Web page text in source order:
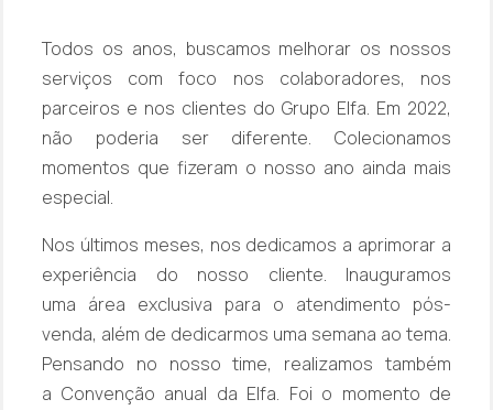
Todos os anos, buscamos melhorar os nossos
serviços com foco nos colaboradores, nos
parceiros e nos clientes do Grupo Elfa. Em 2022,
não poderia ser diferente. Colecionamos
momentos que fizeram o nosso ano ainda mais
especial.
Nos últimos meses, nos dedicamos a aprimorar a
experiência do nosso cliente. Inauguramos
uma área exclusiva para o atendimento pós-
venda, além de dedicarmos uma semana ao tema.
Pensando no nosso time, realizamos também
a Convenção anual da Elfa. Foi o momento de